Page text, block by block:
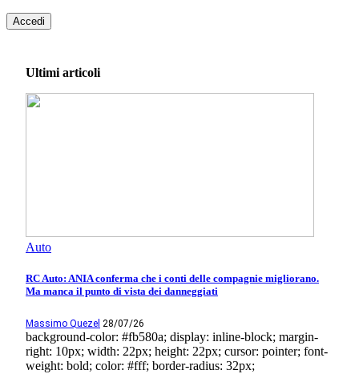
Accedi
Ultimi articoli
Auto
RC Auto: ANIA conferma che i conti delle compagnie migliorano.
Ma manca il punto di vista dei danneggiati
Massimo Quezel 28/07/26
background-color: #fb580a; display: inline-block; margin-
right: 10px; width: 22px; height: 22px; cursor: pointer; font-
weight: bold; color: #fff; border-radius: 32px;